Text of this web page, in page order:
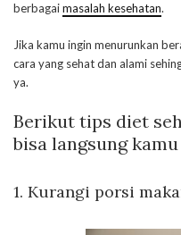
berbagaimasalah kesehatan.
Jika kamu ingin menurunkan
cara yang sehat dan alami
ya.
Berikut tips diet
bisa langsung kamu
1. Kurangi porsi